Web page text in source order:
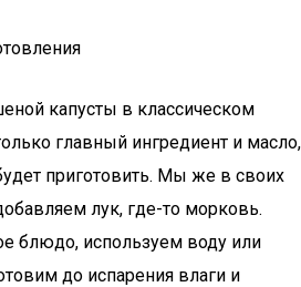
капусты в классическом
главный ингредиент и масло,
приготовить. Мы же в своих
лук, где-то морковь.
блюдо, используем воду или
до испарения влаги и